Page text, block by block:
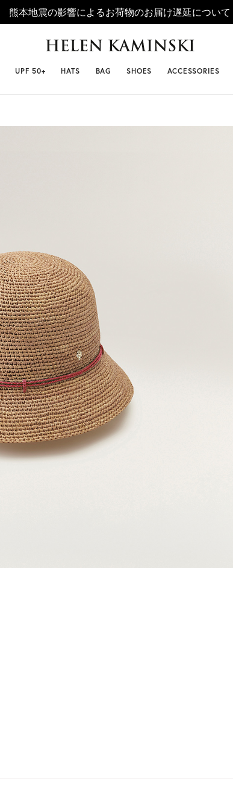
熊本地震の影響によるお荷物のお届け遅延について
#ビベット #キャップ #ビアンカ
UPF 50+ HATS BAG SHOES ACCESSORIES